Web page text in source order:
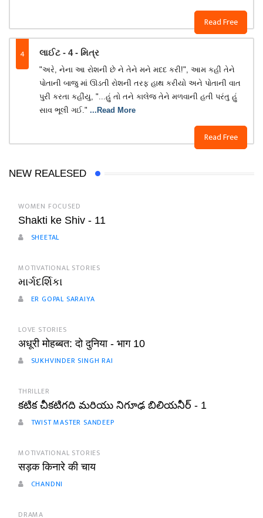
Read Free
4 લાઈટ - 4 - મિત્ર
Read Free
"અરે, નેના આ રોશની છે ને તેને મને મદદ કરી!", આમ કહી તેને
પોતાની બાજુ માં ઊડતી રોશની તરફ હાથ કરીયો અને પોતાની વાત
પુરી કરતા કહીંયુ, "...હું તો તને કાલેજ તેને મળવાની હતી પરંતુ હું
સાવ ભૂલી ગઈ." ...Read More
NEW REALESED
WOMEN FOCUSED
Shakti ke Shiv - 11
SHEETAL
MOTIVATIONAL STORIES
માર્ગદર્શિકા
ER GOPAL SARAIYA
LOVE STORIES
अधूरी मोहब्बत: दो दुनिया - भाग 10
SUKHVINDER SINGH RAI
THRILLER
కటిక చీకటిగది మరియు నిగూఢ బిలియనీర్ - 1
TWIST MASTER SANDEEP
MOTIVATIONAL STORIES
सड़क किनारे की चाय
CHANDNI
DRAMA